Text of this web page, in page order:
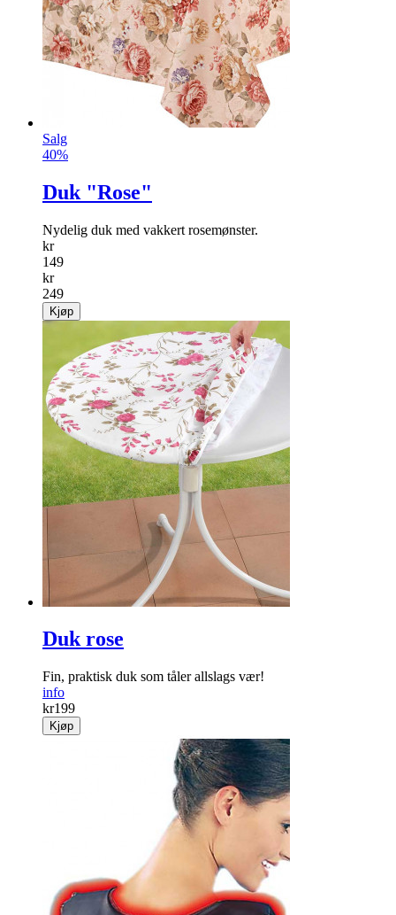
Salg
40%
Duk "Rose"
Nydelig duk med vakkert rosemønster.
kr
149
kr
249
Kjøp
Duk rose
Fin, praktisk duk som tåler allslags vær!
info
kr199
Kjøp